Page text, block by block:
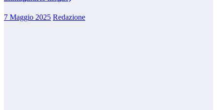
7 Maggio 2025 Redazione